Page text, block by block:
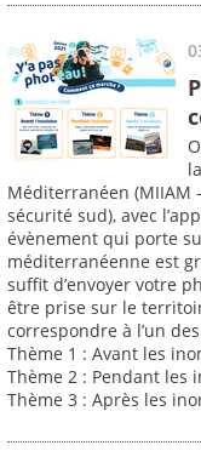
Méditerranéen (MIIAM
sécurité sud), avec
évènement qui porte
méditerranéenne est
suffit d’envoyer votre
être prise sur le
correspondre à l’un
Thème 1 : Avant les
Thème 2 : Pendant les
Thème 3 : Après les